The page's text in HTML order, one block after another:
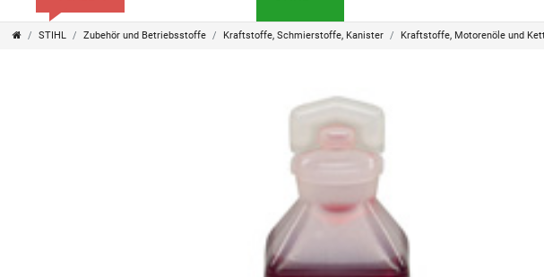
STIHL Zubehör und Betriebsstoffe Kraftstoffe, Schmierstoffe, Kanister Kraftstoffe, Motorenöle und